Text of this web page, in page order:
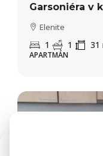
Garsoniéra v
Elenite
1 1 31
APARTMÁN